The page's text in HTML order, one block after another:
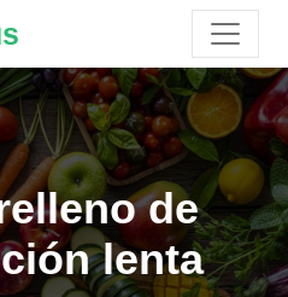
de
lenta